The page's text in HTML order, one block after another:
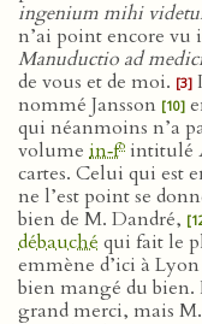
ingenium mihi
n’ai point encore vu
Manuductio ad
de vous et de moi. [3]
nommé Jansson [10]
qui néanmoins n’a
volume in‑fo intitulé
cartes. Celui qui est
ne l’est point se
bien de M. Dandré,
débauché qui fait le
emmène d’ici à Lyon
bien mangé du bien.
grand merci, mais